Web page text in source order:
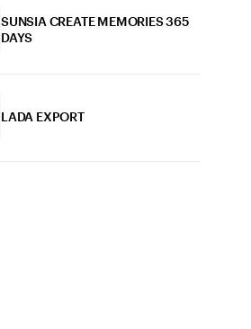
SUNSIA CREATE MEMORIES 365
DAYS
LADA EXPORT